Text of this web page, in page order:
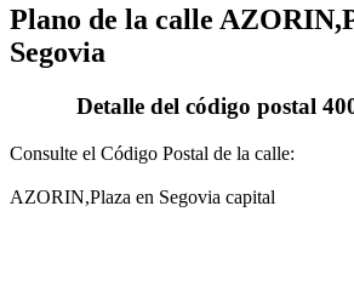
Plano de la calle
Segovia
Detalle del código postal
Consulte el Código Postal de la calle:
AZORIN,Plaza en Segovia capital